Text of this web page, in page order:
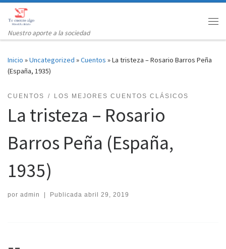
Saltar al contenido
Nuestro aporte a la sociedad
Inicio »Uncategorized »Cuentos »La tristeza – Rosario Barros Peña
(España, 1935)
CUENTOS LOS MEJORES CUENTOS CLÁSICOS
La tristeza – Rosario
Barros Peña (España,
1935)
por admin | Publicada abril 29, 2019